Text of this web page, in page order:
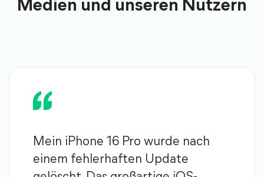
Medien und unseren Nutzern
Mein iPhone 16 Pro wurde nach
einem fehlerhaften Update